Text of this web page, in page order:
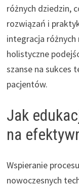
różnych dziedzin,
rozwiązań i
integracja
holistyczne
szanse na sukces
pacjentów.
Jak
na
Wspieranie
nowoczesnych